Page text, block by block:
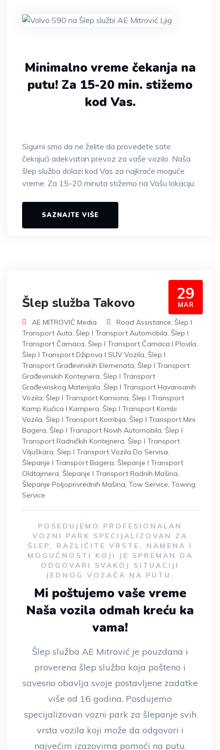
Minimalno vreme čekanja na
putu! Za 15-20 min. stižemo
kod Vas.
Sigurni smo da ne želite da provedete sate
čekajući adekvatan prevoz za vaše vozilo. Naša
šlep služba dolazi kod Vas za najkraće moguće
vreme. Za 15-20 minuta stižemo na Vašu lokaciju.
SAZNAJTE VIŠE
29
MAR
Šlep služba Takovo
AE MITROVIĆ Media Road Assistance, Šlep I
Transport Auta, Šlep I Transport Automobila, Šlep I
Transport Čamaca, Šlep I Transport Čamaca I Plovila,
Šlep I Transport Džipova I SUV Vozila, Šlep I
Transport Građevinskih Elemenata, Šlep I Transport
Građevinskih Kontejnera, Šlep I Transport
Građevinskog Materijala, Šlep I Transport Havarisanih
Vozila, Šlep I Transport Kamiona, Šlep I Transport
Kamp Kućica I Kampera, Šlep I Transport Kombi
Vozila, Šlep I Transport Kombija, Šlep I Transport Mini
Bagera, Šlep I Transport Novih Automobila, Šlep I
Transport Radničkih Kontejnera, Šlep I Transport
Viljuškara, Šlep I Transport Vozila Do Servisa,
Šlepanje I Transport Bagera, Šlepanje I Transport
Oldtajmera, Šlepanje I Transport Radnih Mašina,
Šlepanje Poljoprivrednih Mašina, Tow Service, Towing
Service
POSEDUJEMO PROFESIONALAN
VOZNI PARK SPECIJALIZOVAN ZA
ŠLEP, RAZLIČITE VRSTE, NAMENA I
MOGUĆNOSTI KOJI JE SPREMAN DA
ODGOVARI SVAKOJ SITUACIJI
JEDNOG VOZAČA NA PUTU.
Mi poštujemo vaše vreme
Naša vozila odmah kreću ka
vama!
Šlep služba AE Mitrović je pouzdana i
proverena šlep služba koja pošteno i
savesno obavlja svoje postavljene zadatke
više od 16 godina. Posdujemo
specijalizovan vozni park za šlepanje svih
vrsta vozila koji može da odgovori i
najvećim izazovima pomoći na putu.